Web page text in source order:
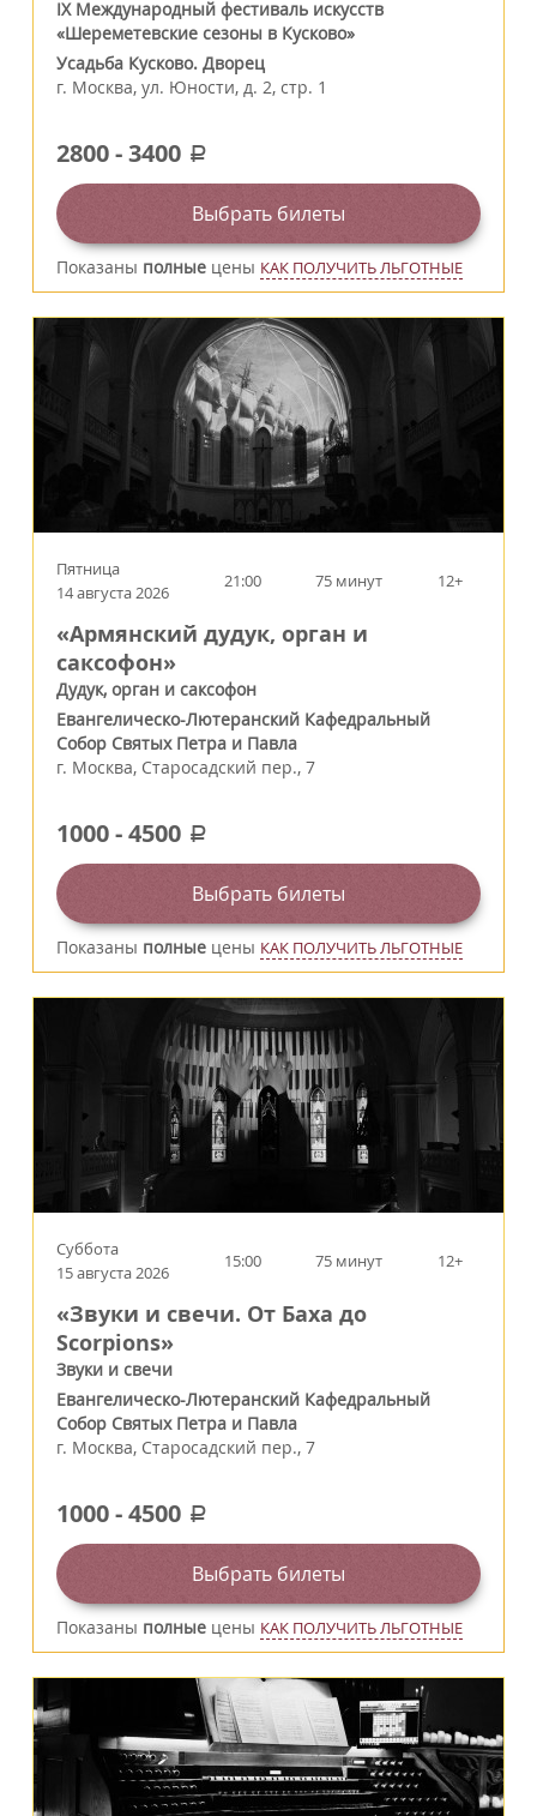
IX Международный фестиваль искусств
«Шереметевские сезоны в Кусково»
Усадьба Кусково. Дворец
г. Москва, ул. Юности, д. 2, стр. 1
2800-3400 a
Выбрать билеты
Показаны полные цены КАК ПОЛУЧИТЬ ЛЬГОТНЫЕ
Пятница
14 августа 2026
21:00 75 минут 12+
«Армянский дудук, орган и
саксофон»
Дудук, орган и саксофон
Евангелическо-Лютеранский Кафедральный
Собор Святых Петра и Павла
г. Москва, Старосадский пер., 7
1000-4500 a
Выбрать билеты
Показаны полные цены КАК ПОЛУЧИТЬ ЛЬГОТНЫЕ
Суббота
15 августа 2026
15:00 75 минут 12+
«Звуки и свечи. От Баха до
Scorpions»
Звуки и свечи
Евангелическо-Лютеранский Кафедральный
Собор Святых Петра и Павла
г. Москва, Старосадский пер., 7
1000-4500 a
Выбрать билеты
Показаны полные цены КАК ПОЛУЧИТЬ ЛЬГОТНЫЕ